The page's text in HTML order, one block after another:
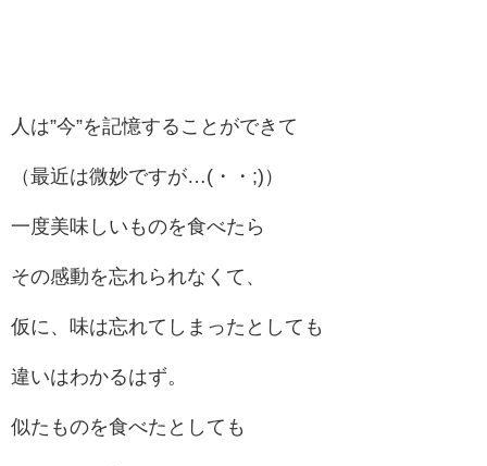
人は”今”を記憶することができて
（最近は微妙ですが…(・・;)）
一度美味しいものを食べたら
その感動を忘れられなくて、
仮に、味は忘れてしまったとしても
違いはわかるはず。
似たものを食べたとしても